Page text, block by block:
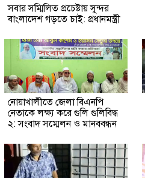
সবার সম্মিলিত প্রচেষ্টায় সুন্দর
বাংলাদেশ গড়তে চাই: প্রধানমন্ত্রী
নোয়াখালীতে জেলা বিএনপি
নেতাকে লক্ষ্য করে গুলি গুলিবিদ্ধ
২: সংবাদ সম্মেলন ও মানববন্ধন